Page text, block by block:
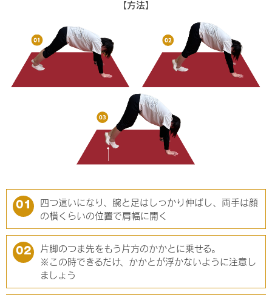
【方法】
01
四つ這いになり、腕と足はしっかり伸ばし、両手は顔
の横くらいの位置で肩幅に開く
02
片脚のつま先をもう片方のかかとに乗せる。
※この時できるだけ、かかとが浮かないように注意し
ましょう